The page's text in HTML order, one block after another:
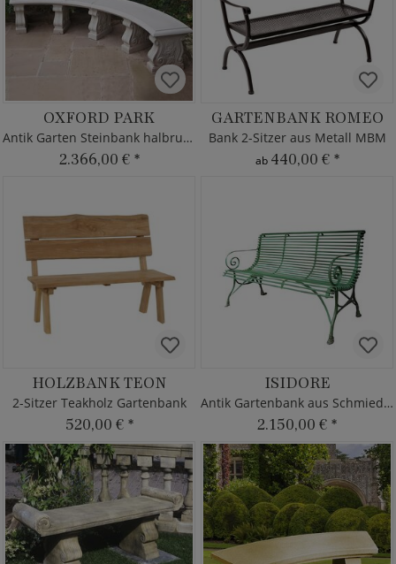
OXFORD PARK
Antik Garten Steinbank halbrund
2.366,00 € *
GARTENBANK ROMEO
Bank 2-Sitzer aus Metall MBM
ab 440,00 € *
HOLZBANK TEON
2-Sitzer Teakholz Gartenbank
520,00 € *
ISIDORE
Antik Gartenbank aus Schmiedeeisen
2.150,00 € *